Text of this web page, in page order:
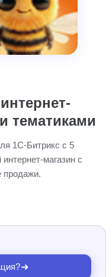
тематиками
1С-Битрикс с 5
магазин с
продажи.